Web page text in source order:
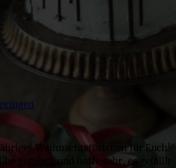
Weihnachtstörtchen für Euch!
gegeben und hoffe sehr, es gefälllt